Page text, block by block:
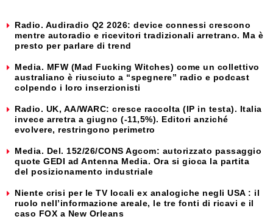
Radio. Audiradio Q2 2026: device connessi crescono
mentre autoradio e ricevitori tradizionali arretrano. Ma è
presto per parlare di trend
Media. MFW (Mad Fucking Witches) come un collettivo
australiano è riusciuto a “spegnere” radio e podcast
colpendo i loro inserzionisti
Radio. UK, AA/WARC: cresce raccolta (IP in testa). Italia
invece arretra a giugno (-11,5%). Editori anziché
evolvere, restringono perimetro
Media. Del. 152/26/CONS Agcom: autorizzato passaggio
quote GEDI ad Antenna Media. Ora si gioca la partita
del posizionamento industriale
Niente crisi per le TV locali ex analogiche negli USA : il
ruolo nell’informazione areale, le tre fonti di ricavi e il
caso FOX a New Orleans